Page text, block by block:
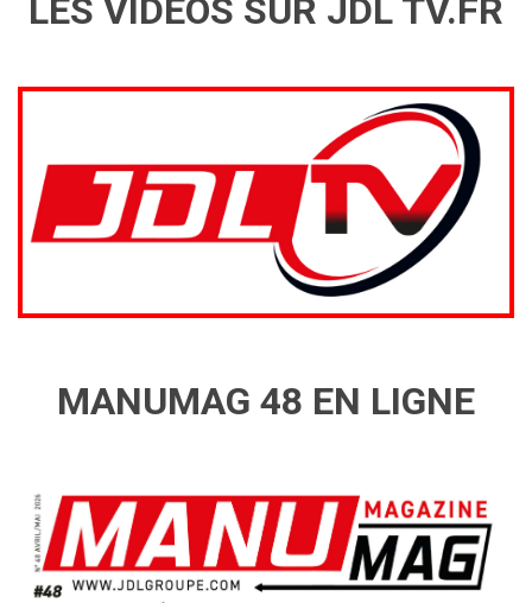
LES VIDÉOS SUR JDL TV.FR
MANUMAG 48 EN LIGNE